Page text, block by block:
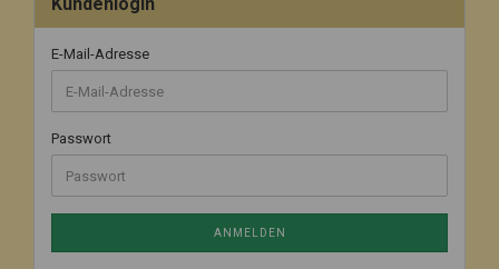
E-Mail-Adresse
Passwort
ANMELDEN